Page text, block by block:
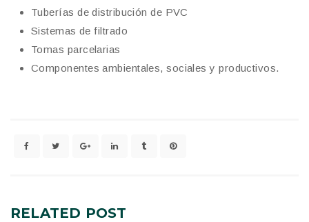
​Tuberías de distribución de PVC
​Sistemas de filtrado
​Tomas parcelarias
​Componentes ambientales, sociales y productivos.
RELATED POST